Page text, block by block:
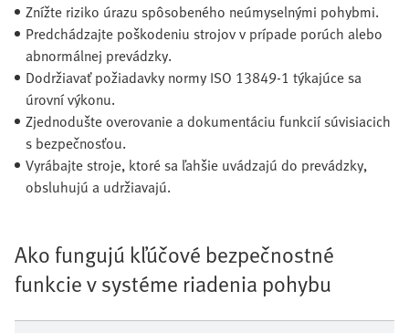
Znížte riziko úrazu spôsobeného neúmyselnými pohybmi.
Predchádzajte poškodeniu strojov v prípade porúch alebo
abnormálnej prevádzky.
Dodržiavať požiadavky normy ISO 13849-1 týkajúce sa
úrovní výkonu.
Zjednodušte overovanie a dokumentáciu funkcií súvisiacich
s bezpečnosťou.
Vyrábajte stroje, ktoré sa ľahšie uvádzajú do prevádzky,
obsluhujú a udržiavajú.
Ako fungujú kľúčové bezpečnostné
funkcie v systéme riadenia pohybu